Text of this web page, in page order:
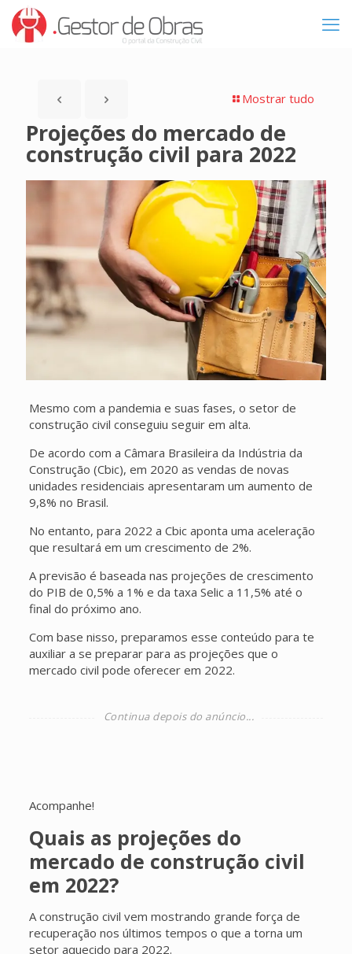
Mostrar tudo
Projeções do mercado de
construção civil para 2022
Mesmo com a pandemia e suas fases, o setor de
construção civil conseguiu seguir em alta.
De acordo com a Câmara Brasileira da Indústria da
Construção (Cbic), em 2020 as vendas de novas
unidades residenciais apresentaram um aumento de
9,8% no Brasil.
No entanto, para 2022 a Cbic aponta uma aceleração
que resultará em um crescimento de 2%.
A previsão é baseada nas projeções de crescimento
do PIB de 0,5% a 1% e da taxa Selic a 11,5% até o
final do próximo ano.
Com base nisso, preparamos esse conteúdo para te
auxiliar a se preparar para as projeções que o
mercado civil pode oferecer em 2022.
Acompanhe!
Quais as projeções do
mercado de construção civil
em 2022?
A construção civil vem mostrando grande força de
recuperação nos últimos tempos o que a torna um
setor aquecido para 2022.